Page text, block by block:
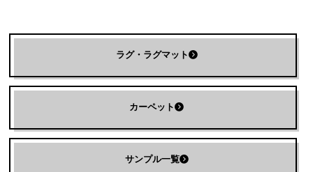
ラグ・ラグマット
カーペット
サンプル一覧